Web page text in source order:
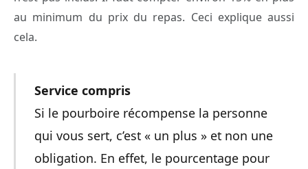
au minimum du prix du repas. Ceci explique aussi
cela.
Service compris
Si le pourboire récompense la personne
qui vous sert, c’est « un plus » et non une
obligation. En effet, le pourcentage pour